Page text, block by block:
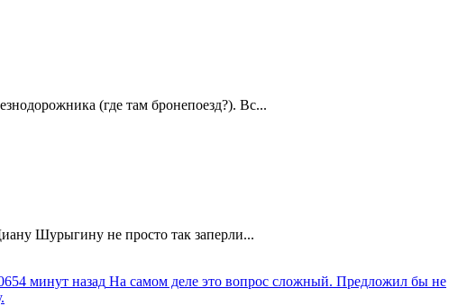
(где там бронепоезд?). Вс...
Шурыгину не просто так заперли...
минут назад На самом деле это вопрос сложный. Предложил бы не